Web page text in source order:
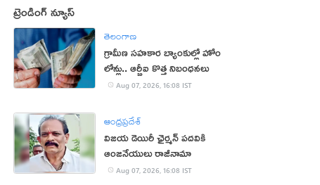
ట్రెండింగ్ న్యూస్
తెలంగాణ
గ్రామీణ సహకార బ్యాంకుల్లో హోం
లోన్లు.. ఆర్బీఐ కొత్త నిబంధనలు
Aug 07, 2026, 16:08 IST
ఆంధ్రప్రదేశ్
విజయ డెయిరీ ఛైర్మన్ పదవికి
ఆంజనేయులు రాజీనామా
Aug 07, 2026, 16:08 IST